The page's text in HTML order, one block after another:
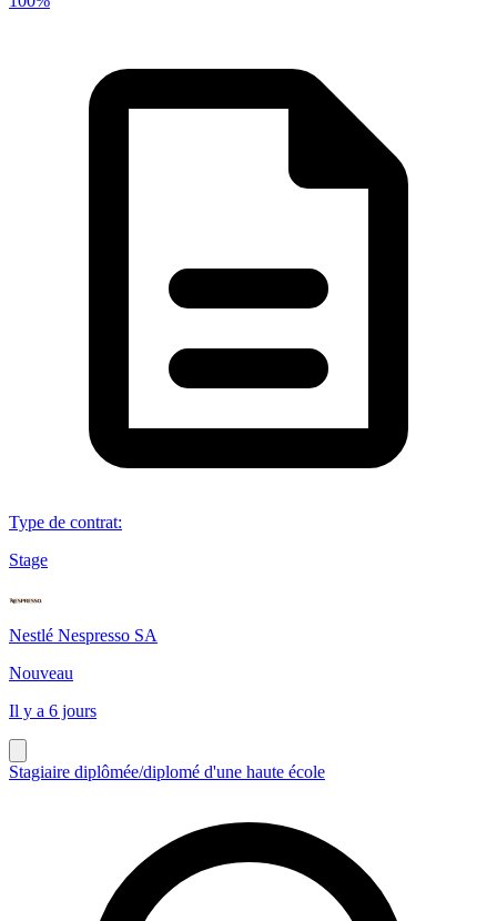
Type de contrat:
Stage
Nestlé Nespresso SA
Nouveau
Il y a 6 jours
Stagiaire diplômée/diplomé d'une haute école